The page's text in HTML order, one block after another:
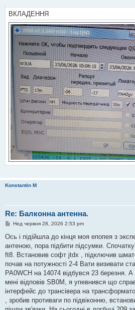
ВКЛАДЕННЯ
Konstantin M
Re: Балконна антенна.
П
в
д
о
л
е
н
я
Нед червня 28, 2026 2:53 pm
Ось і підійшла до кінця моя епопея з
антеною, пора підбити підсумки.
ft8. Встановив софт jtdx , підключив
почав на потужності 2-4 Вати визивати
PA0WCH на 14074 відбувся 23 березня.
мені відповів SB0M, я упевнився що
інтерфейс до трансівера на
, зробив противаги по підвіконню,